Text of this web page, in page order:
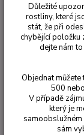
Fuchsie
Maik
prodejně
Důležité
rostliny, které
stát, že při
chybějící položku
dejte nám
Objednat můžete
500
V případě
který je
sám